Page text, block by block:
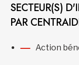
SECTEUR(S)
PAR
Action